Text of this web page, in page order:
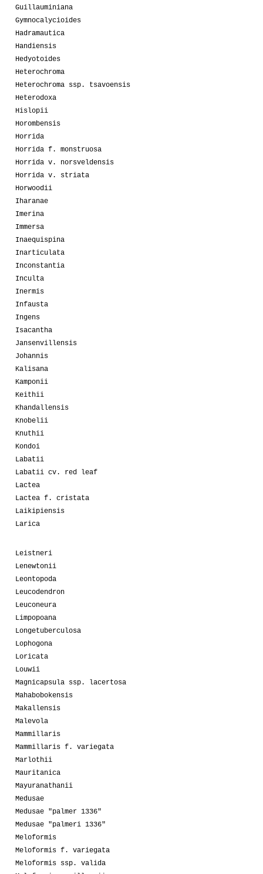
Guillauminiana
Gymnocalycioides
Hadramautica
Handiensis
Hedyotoides
Heterochroma
Heterochroma ssp. tsavoensis
Heterodoxa
Hislopii
Horombensis
Horrida
Horrida f. monstruosa
Horrida v. norsveldensis
Horrida v. striata
Horwoodii
Iharanae
Imerina
Immersa
Inaequispina
Inarticulata
Inconstantia
Inculta
Inermis
Infausta
Ingens
Isacantha
Jansenvillensis
Johannis
Kalisana
Kamponii
Keithii
Khandallensis
Knobelii
Knuthii
Kondoi
Labatii
Labatii cv. red leaf
Lactea
Lactea f. cristata
Laikipiensis
Larica
Leistneri
Lenewtonii
Leontopoda
Leucodendron
Leuconeura
Limpopoana
Longetuberculosa
Lophogona
Loricata
Louwii
Magnicapsula ssp. lacertosa
Mahabobokensis
Makallensis
Malevola
Mammillaris
Mammillaris f. variegata
Marlothii
Mauritanica
Mayuranathanii
Medusae
Medusae "palmer 1336"
Medusae "palmeri 1336"
Meloformis
Meloformis f. variegata
Meloformis ssp. valida